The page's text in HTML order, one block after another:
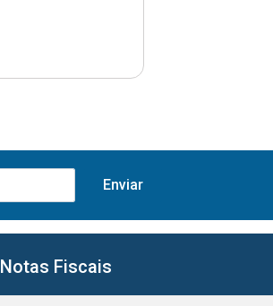
Notas Fiscais